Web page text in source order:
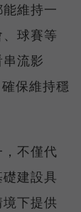
維持一
球賽等
流影
保維持穩
不僅代
建設具
下提供